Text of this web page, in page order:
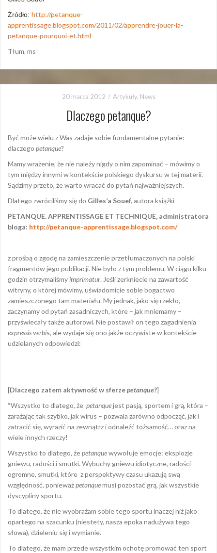
Źródło: http://petanque-
apprentissage.blogspot.com/2011/02/apprendre-jouer-la-
petanque-pourquoi-et.html
Tłum. ms
20 marca 2012 Artykuły, News
Dlaczego petanque?
Być może wielu z Was zadaje sobie fundamentalne pytanie:
dlaczego petanque?
Mamy wrażenie, że nie należy nigdy o nim zapominać – mówimy o
tym między innymi w kontekście polskiego dyskursu w tej materii.
Sądzimy przeto, że warto wracać do pytań najważniejszych.
Dlatego zwróciliśmy się do Gilles’a Souef,autora książki
PETANQUE. APPRENTISSAGE ET TECHNIQUE, administratora
bloga: http://petanque-apprentissage.blogspot.com/
z prośbą o zgodę na zamieszczenie przetłumaczonych na polski
fragmentów jego publikacji. Nie było z tym problemu. W ciągu kilku
godzin otrzymaliśmy imprimatur. Jeśli zerkniecie na zawartość
witryny, o której mówimy, uświadomicie sobie bogactwo
zamieszczonego tam materiału. My jednak, jako się rzekło,
zaczynamy od pytań zasadniczych, które – jak mniemamy –
przyświecały także autorowi. Nie postawił on tego zagadnienia
expressis verbis, ale wydaje się ono jakże oczywiste w kontekście
udzielanych odpowiedzi:
[Dlaczego zatem aktywność w sferzepetanque?]
“Wszystko to dlatego, że petanquejest pasją, sportem i grą, która –
zarażając tak szybko, jak wirus – pozwala zarówno odpocząć, jak i
zatracić się, wyrazić na zewnątrz i odnaleźć tożsamość… oraz na
wiele innych rzeczy!
Wszystko to dlatego, żepetanquewywołuje emocje: eksplozje
gniewu, radości i smutki. Wybuchy gniewu idiotyczne, radości
ogromne, smutki, które z perspektywy czasu ukazują swą
względność, ponieważpetanquemusi pozostać grą, jak wszystkie
dyscypliny sportu.
To dlatego, że nie wyobrażam sobie tego sportu inaczej niż jako
opartego na szacunku (niestety, nasza epoka nadużywa tego
słowa), dzieleniu się i wymianie.
To dlatego, że mam przede wszystkim ochotę promować ten sport